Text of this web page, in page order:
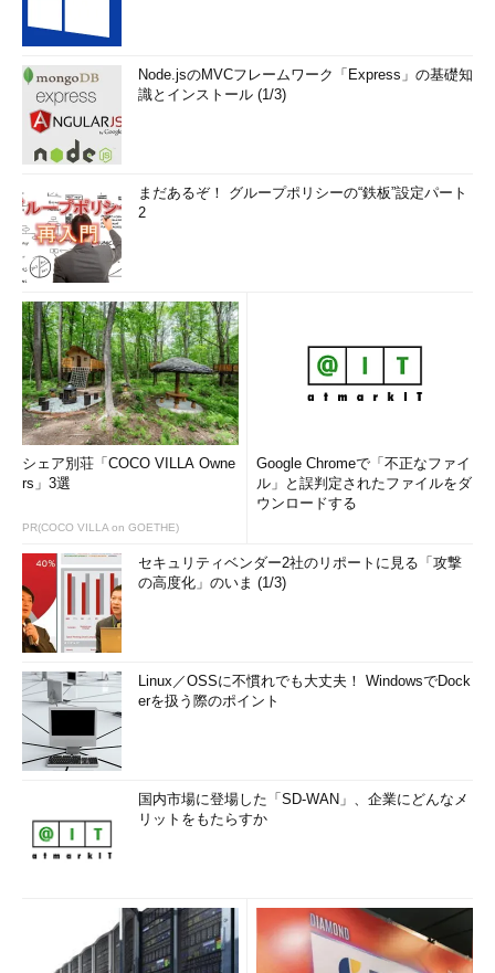
Node.jsのMVCフレームワーク「Express」の基礎知
識とインストール (1/3)
まだあるぞ！ グループポリシーの“鉄板”設定パート
2
シェア別荘「COCO VILLA Owne
rs」3選
PR(COCO VILLA on GOETHE)
Google Chromeで「不正なファイ
ル」と誤判定されたファイルをダ
ウンロードする
セキュリティベンダー2社のリポートに見る「攻撃
の高度化」のいま (1/3)
Linux／OSSに不慣れでも大丈夫！ WindowsでDock
erを扱う際のポイント
国内市場に登場した「SD-WAN」、企業にどんなメ
リットをもたらすか